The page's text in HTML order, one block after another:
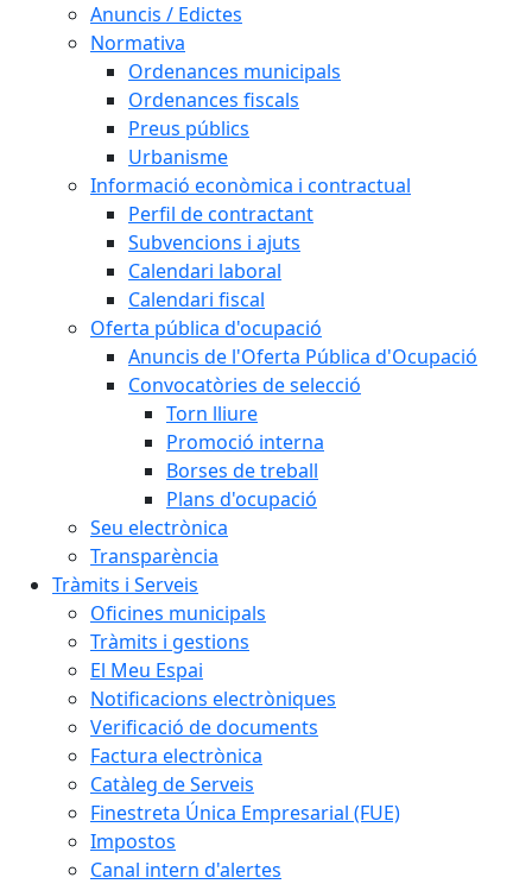
Anuncis / Edictes
Normativa
Ordenances municipals
Ordenances fiscals
Preus públics
Urbanisme
Informació econòmica i contractual
Perfil de contractant
Subvencions i ajuts
Calendari laboral
Calendari fiscal
Oferta pública d'ocupació
Anuncis de l'Oferta Pública d'Ocupació
Convocatòries de selecció
Torn lliure
Promoció interna
Borses de treball
Plans d'ocupació
Seu electrònica
Transparència
Tràmits i Serveis
Oficines municipals
Tràmits i gestions
El Meu Espai
Notificacions electròniques
Verificació de documents
Factura electrònica
Catàleg de Serveis
Finestreta Única Empresarial (FUE)
Impostos
Canal intern d'alertes